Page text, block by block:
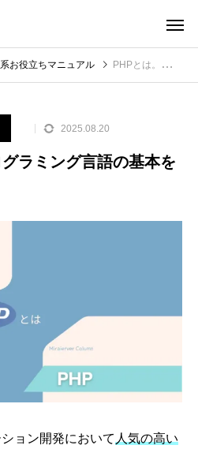
お役立ちマニュアル PHPとは。人気プログラミング言語の基本を分かりやすく解説！
2025.08.20
ラミング言語の基本を
ョン開発において 人気の高い